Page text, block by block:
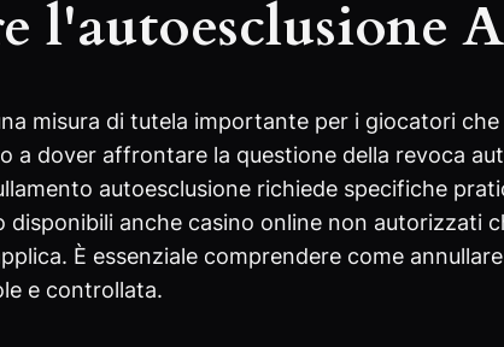
l'autoesclusione
misura di tutela importante per i giocatori
a dover affrontare la questione della revoca
autoesclusione richiede specifiche
disponibili anche casino online non
È essenziale comprendere come
e controllata.